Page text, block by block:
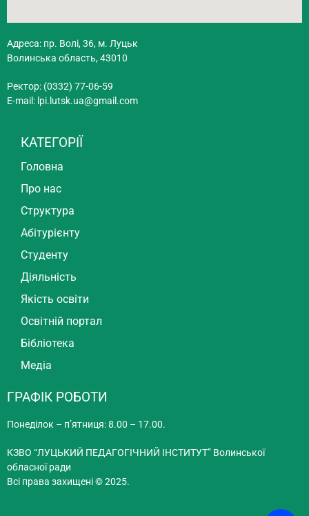
Адреса: пр. Волі, 36, м. Луцьк
Волинська область, 43010
Ректор: (0332) 77-06-59
E-mail: lpi.lutsk.ua@gmail.com
КАТЕГОРІЇ
Головна
Про нас
Структура
Абітурієнту
Студенту
Діяльність
Якість освіти
Освітній портал
Бібліотека
Медіа
ГРАФІК РОБОТИ
Понеділок – п’ятниця: 8.00 – 17.00.
КЗВО “ЛУЦЬКИЙ ПЕДАГОГІЧНИЙ ІНСТИТУТ” Волинської
обласної ради
Всі права захищені © 2025.